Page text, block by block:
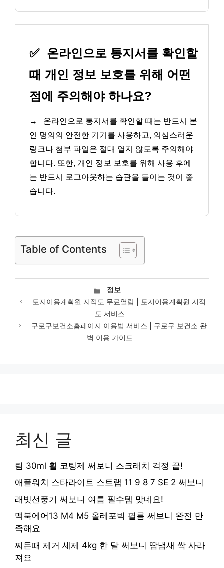
✅ 온라인으로 통지서를 확인할
때 개인 정보 보호를 위해 어떤
점에 주의해야 하나요?
→
온라인으로 통지서를 확인할 때는 반드시 본
인 명의의 안전한 기기를 사용하고, 의심스러운
링크나 첨부 파일은 절대 열지 않도록 주의해야
합니다. 또한, 개인 정보 보호를 위해 사용 후에
는 반드시 로그아웃하는 습관을 들이는 것이 좋
습니다.
Table of Contents
카
테
고
리
정보
토지이용계획원 지적도 무료열람 | 토지이용계획원 지적
도 서비스
구로구보건소홈페이지 이용법 서비스 | 구로구 보건소 완
벽 이용 가이드
최신 글
림 30ml 휠 코팅제 써보니 스크래치 걱정 끝!
애플워치 스타라이트 스트랩 11 9 8 7 SE 2 써보니
래빗선풍기 써보니 여름 필수템 맞네요!
맥북에어13 M4 M5 올레포빅 필름 써보니 완전 만
족해요
찌든때 제거 세제 4kg 한 달 써보니 땀냄새 싹 사라
져요